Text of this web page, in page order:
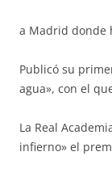
a Madrid donde
Publicó su
agua», con el
La Real
infierno» el